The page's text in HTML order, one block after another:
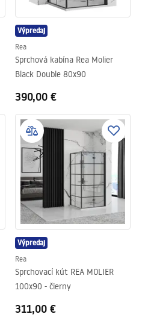
Výpredaj
Rea
Sprchová kabína Rea Molier
Black Double 80x90
390,00 €
Výpredaj
Rea
Sprchovací kút REA MOLIER
100x90 - čierny
311,00 €